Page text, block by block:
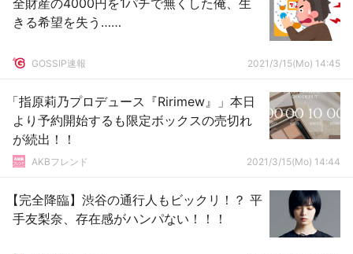
全財産の4000円を1パチで無くした俺、生
きる希望を失う……
GOSSIP速報 2021/3/15(Mo) 14:45
「指原莉乃プロデュース『Ririmew』」本日
より予約開始するも限定ボックスの売切れ
が続出！！
AKBフレンド 2021/3/15(Mo) 14:44
【完全降臨】渋谷の通行人もビックリ！？ 平
手友梨奈、存在感がハンパない！！！